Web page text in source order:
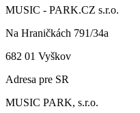
MUSIC - PARK.CZ s.r.o.
Na Hraničkách 791/34a
682 01 Vyškov
Adresa pre SR
MUSIC PARK, s.r.o.